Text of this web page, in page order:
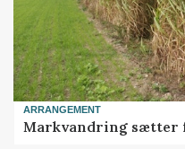
ARRANGEMENT
Markvandring sætter